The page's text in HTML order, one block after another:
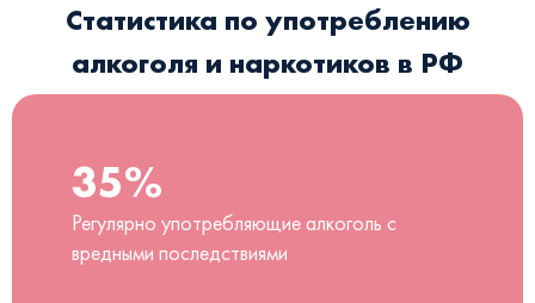
Статистика по употреблению
алкоголя и наркотиков в РФ
35%
Регулярно употребляющие алкоголь с
вредными последствиями